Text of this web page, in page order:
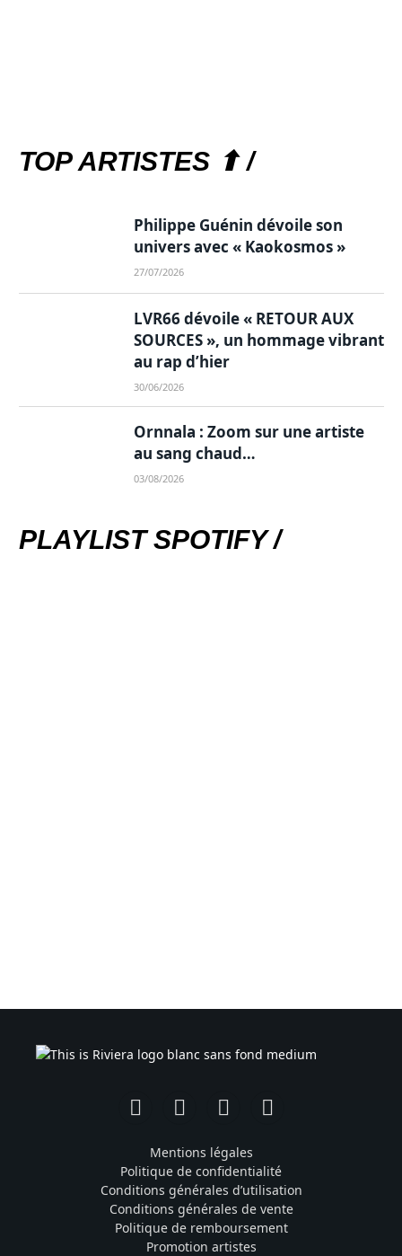
TOP ARTISTES ⬆ /
Philippe Guénin dévoile son
univers avec « Kaokosmos »
27/07/2026
LVR66 dévoile « RETOUR AUX
SOURCES », un hommage vibrant
au rap d’hier
30/06/2026
Ornnala : Zoom sur une artiste
au sang chaud…
03/08/2026
PLAYLIST SPOTIFY /
FacebookInstagramTikTok YouTube
Mentions légales
Politique de confidentialité
Conditions générales d’utilisation
Conditions générales de vente
Politique de remboursement
Promotion artistes